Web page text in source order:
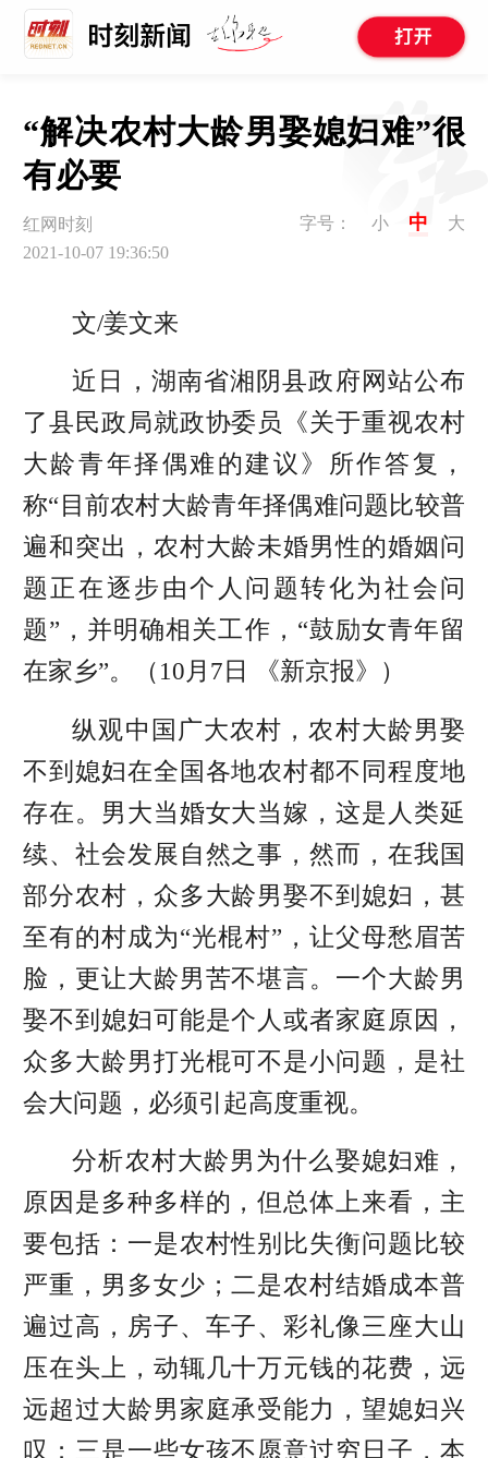
“解决农村大龄男娶媳妇难”很
有必要
红网时刻 字号： 小 中
大
2021-10-07 19:36:50
文/姜文来
近日，湖南省湘阴县政府网站公布
了县民政局就政协委员《关于重视农村
大龄青年择偶难的建议》所作答复，
称“目前农村大龄青年择偶难问题比较普
遍和突出，农村大龄未婚男性的婚姻问
题正在逐步由个人问题转化为社会问
题”，并明确相关工作，“鼓励女青年留
在家乡”。（10月7日 《新京报》）
纵观中国广大农村，农村大龄男娶
不到媳妇在全国各地农村都不同程度地
存在。男大当婚女大当嫁，这是人类延
续、社会发展自然之事，然而，在我国
部分农村，众多大龄男娶不到媳妇，甚
至有的村成为“光棍村”，让父母愁眉苦
脸，更让大龄男苦不堪言。一个大龄男
娶不到媳妇可能是个人或者家庭原因，
众多大龄男打光棍可不是小问题，是社
会大问题，必须引起高度重视。
分析农村大龄男为什么娶媳妇难，
原因是多种多样的，但总体上来看，主
要包括：一是农村性别比失衡问题比较
严重，男多女少；二是农村结婚成本普
遍过高，房子、车子、彩礼像三座大山
压在头上，动辄几十万元钱的花费，远
远超过大龄男家庭承受能力，望媳妇兴
叹；三是一些女孩不愿意过穷日子，本